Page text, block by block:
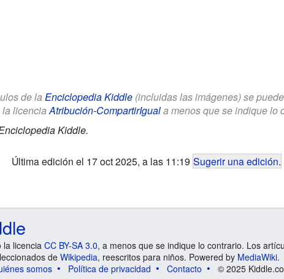
de la Enciclopedia Kiddle(incluidas las imágenes) se
la licenciaAtribución-CompartirIguala menos que se indique lo
Kiddle.
Última edición el 17 oct 2025, a las 11:19 Sugerir una edición.
la licencia CC BY-SA 3.0, a menos que se indique lo contrario. Los
de Wikipedia, reescritos para niños. Powered by MediaWiki.
somos Política de privacidad Contacto © 2025 Kiddle.co